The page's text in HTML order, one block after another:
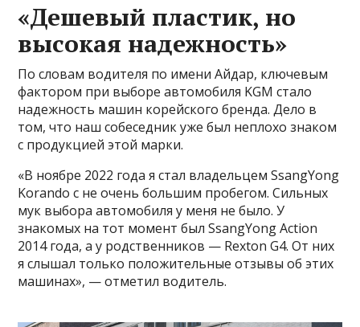
«Дешевый пластик, но
высокая надежность»
По словам водителя по имени Айдар, ключевым
фактором при выборе автомобиля KGM стало
надежность машин корейского бренда. Дело в
том, что наш собеседник уже был неплохо знаком
с продукцией этой марки.
«В ноябре 2022 года я стал владельцем SsangYong
Korando с не очень большим пробегом. Сильных
мук выбора автомобиля у меня не было. У
знакомых на тот момент был SsangYong Action
2014 года, а у родственников — Rexton G4. От них
я слышал только положительные отзывы об этих
машинах», — отметил водитель.